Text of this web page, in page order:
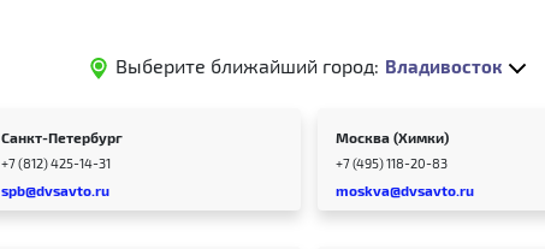
Выберите ближайший город: Владивосток
Санкт-Петербург
+7 (812) 425-14-31
spb@dvsavto.ru
Москва (Химки)
+7 (495) 118-20-83
moskva@dvsavto.ru